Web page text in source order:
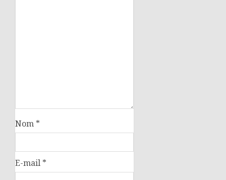
Nom *
E-mail *